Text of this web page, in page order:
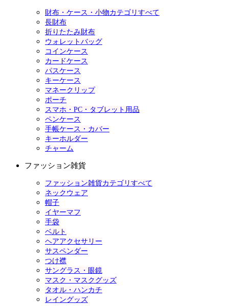
財布・ケース・小物カテゴリすべて
長財布
折りたたみ財布
ウォレットバッグ
コインケース
カードケース
パスケース
キーケース
マネークリップ
ポーチ
スマホ・PC・タブレット用品
ペンケース
手帳ケース・カバー
キーホルダー
チャーム
ファッション雑貨
ファッション雑貨カテゴリすべて
ネックウェア
帽子
イヤーマフ
手袋
ベルト
ヘアアクセサリー
サスペンダー
つけ襟
サングラス・眼鏡
マスク・マスクグッズ
タオル・ハンカチ
レイングッズ